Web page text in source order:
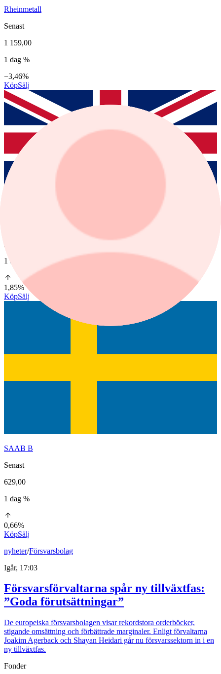
Rheinmetall
Senast
1 159,00
1 dag %
−3,46%
KöpSälj
BAE Systems PLC
1 dag %
1,85%
KöpSälj
SAAB B
Senast
629,00
1 dag %
0,66%
KöpSälj
nyheter/Försvarsbolag
Igår, 17:03
Försvarsförvaltarna spår ny tillväxtfas:
”Goda förutsättningar”
De europeiska försvarsbolagen visar rekordstora orderböcker,
stigande omsättning och förbättrade marginaler. Enligt förvaltarna
Joakim Agerback och Shayan Heidari går nu försvarssektorn in i en
ny tillväxtfas.
Fonder